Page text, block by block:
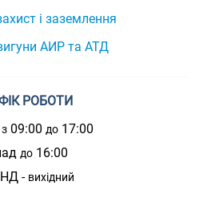
і заземлення
АИР та АТД
РОБОТИ
з 09:00 до 17:00
до16:00
- вихідний